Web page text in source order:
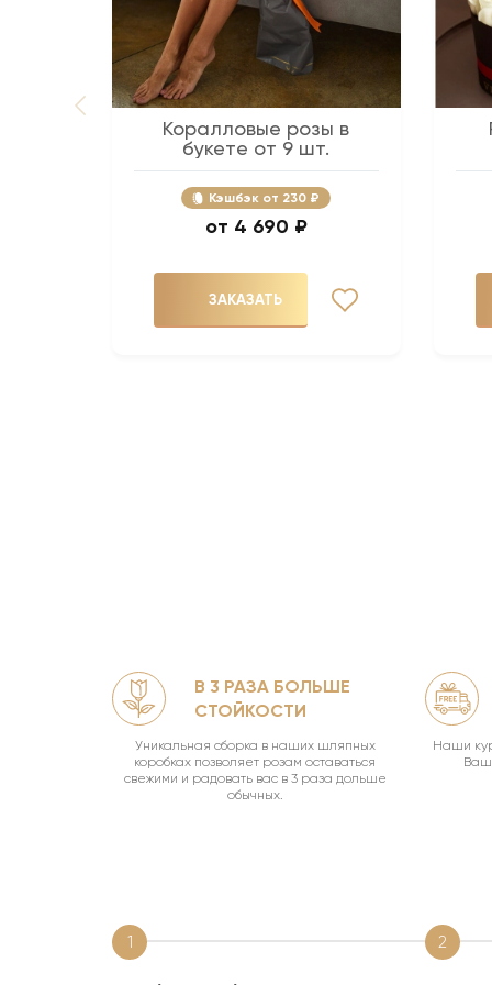
Коралловые розы в
букете от 9 шт.
Кэшбэк 230 ₽
4 690 ₽
ЗАКАЗАТЬ
В 3 РАЗА БОЛЬШЕ
СТОЙКОСТИ
Уникальная сборка в наших шляпных
коробках позволяет розам оставаться
свежими и радовать вас в 3 раза дольше
обычных.
Наши
Ваш
1 2